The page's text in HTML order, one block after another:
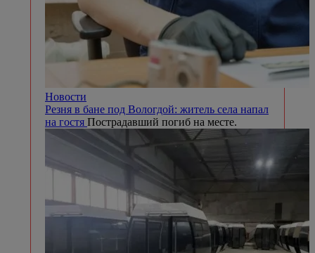
Новости
Резня в бане под Вологдой: житель села напал
на гостя Пострадавший погиб на месте.